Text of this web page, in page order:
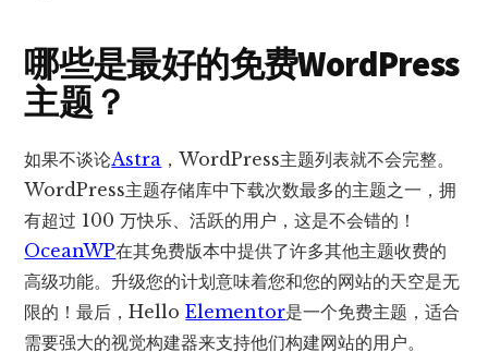
哪些是最好的免费WordPress
主题？
如果不谈论Astra ，WordPress主题列表就不会完整。
WordPress主题存储库中下载次数最多的主题之一，拥
有超过 100 万快乐、活跃的用户，这是不会错的！
OceanWP在其免费版本中提供了许多其他主题收费的
高级功能。升级您的计划意味着您和您的网站的天空是无
限的！最后，HelloElementor是一个免费主题，适合
需要强大的视觉构建器来支持他们构建网站的用户。